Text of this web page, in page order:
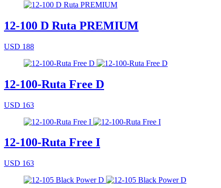
12-100 D Ruta PREMIUM
USD 188
12-100-Ruta Free D
USD 163
12-100-Ruta Free I
USD 163